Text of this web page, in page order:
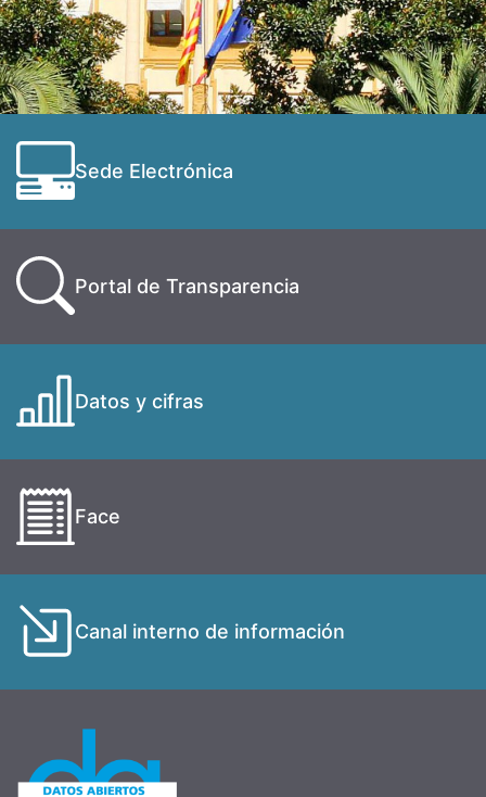
Sede Electrónica
Portal de Transparencia
Datos y cifras
Face
Canal interno de información